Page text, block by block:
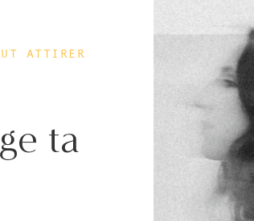
ta
ATTIRER